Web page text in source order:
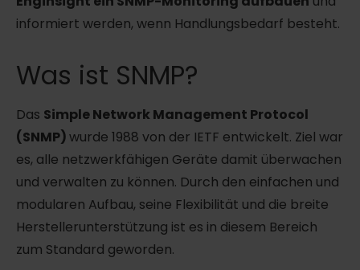
informiert werden, wenn Handlungsbedarf besteht.
Was ist SNMP?
Das Simple Network Management Protocol
(SNMP)wurde 1988 von der IETF entwickelt. Ziel war
es, alle netzwerkfähigen Geräte damit überwachen
und verwalten zu können. Durch den einfachen und
modularen Aufbau, seine Flexibilität und die breite
Herstellerunterstützung ist es in diesem Bereich
zum Standard geworden.